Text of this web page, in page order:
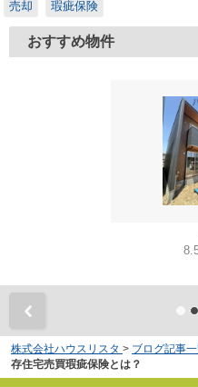
売却
瑕疵保険
おすすめ物件
株式会社ハウスリスタ > ブログ記事
存住宅売買瑕疵保険とは？